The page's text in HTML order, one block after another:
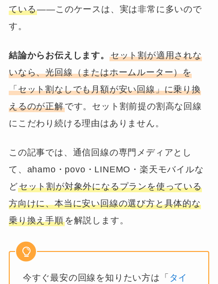
ている——このケースは、実は非常に多いので
す。
結論からお伝えします。 セット割が適用されな
いなら、光回線（またはホームルーター）を
「セット割なしでも月額が安い回線」に乗り換
えるのが正解です。セット割前提の割高な回線
にこだわり続ける理由はありません。
この記事では、通信回線の専門メディアとし
て、ahamo・povo・LINEMO・楽天モバイルな
どセット割が対象外になるプランを使っている
方向けに、本当に安い回線の選び方と具体的な
乗り換え手順を解説します。
今すぐ最安の回線を知りたい方は「 タイ